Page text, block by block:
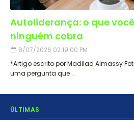
Autoliderança: o que
ninguém cobra
8/07/2026 02:19:00 PM
*Artigo escrito por Madilad Almassy
uma pergunta que …
ÚLTIMAS